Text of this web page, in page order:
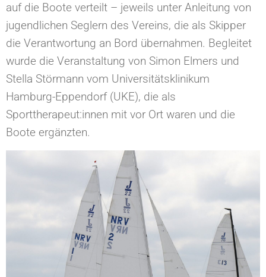
auf die Boote verteilt – jeweils unter Anleitung von
jugendlichen Seglern des Vereins, die als Skipper
die Verantwortung an Bord übernahmen. Begleitet
wurde die Veranstaltung von Simon Elmers und
Stella Störmann vom Universitätsklinikum
Hamburg-Eppendorf (UKE), die als
Sporttherapeut:innen mit vor Ort waren und die
Boote ergänzten.